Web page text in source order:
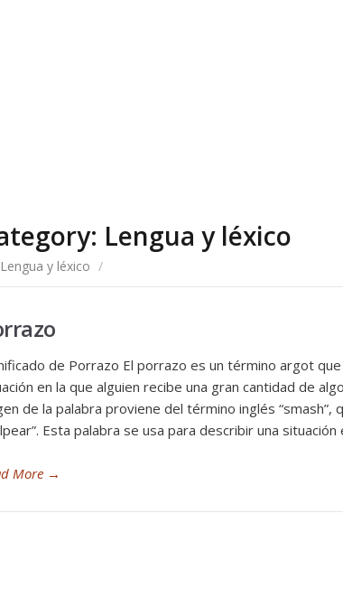
Lengua y léxico
Lengua y léxico /
de Porrazo El porrazo es un término argot
en la que alguien recibe una gran cantidad de
de la palabra proviene del término inglés “smash”,
Esta palabra se usa para describir una
More →